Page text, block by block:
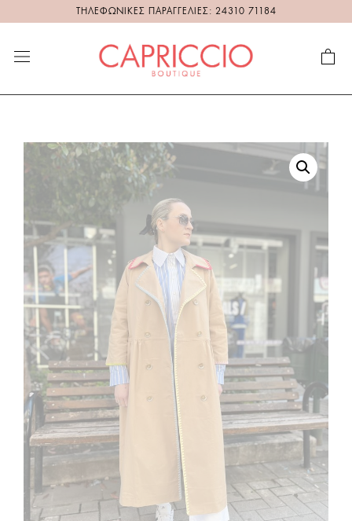
ΤΗΛΕΦΩΝΙΚΕΣ ΠΑΡΑΓΓΕΛΙΕΣ: 24310 71184